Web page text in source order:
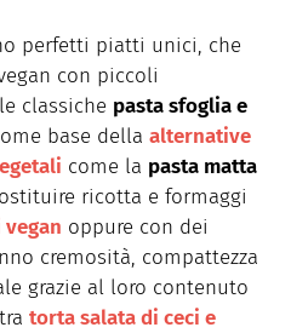
perfetti piatti unici, che
con piccoli
classiche pasta sfoglia e
base della alternative
come la pasta matta
ricotta e formaggi
oppure con dei
cremosità, compattezza
grazie al loro contenuto
torta salata di ceci e